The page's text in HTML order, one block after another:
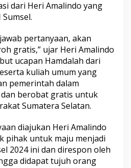
dari Heri Amalindo yang
pertanyaan, akan
gratis,” ujar Heri Amalindo
ucapan Hamdalah dari
kuliah umum yang
pemerintah dalam
berobat gratis untuk
Sumatera Selatan.
diajukan Heri Amalindo
pihak untuk maju menjadi
2024 ini dan direspon oleh
didapat tujuh orang